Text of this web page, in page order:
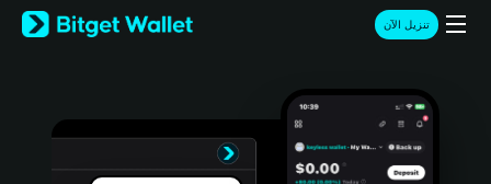
English
日本語
Türkçe
تنزيل الآن